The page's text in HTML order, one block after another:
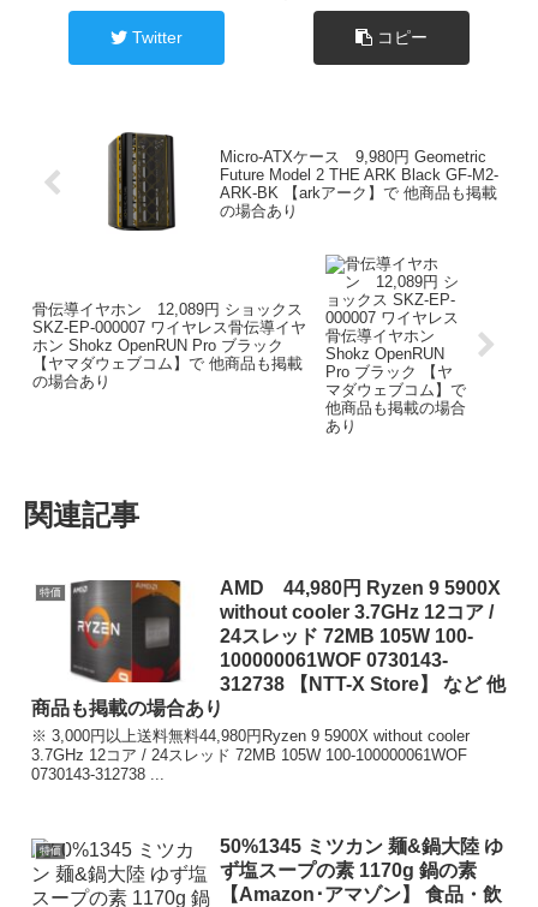
Twitter コピー
Micro-ATXケース 9,980円 Geometric
Future Model 2 THE ARK Black GF-M2-
ARK-BK 【arkアーク】で 他商品も掲載
の場合あり
骨伝導イヤホン 12,089円 ショックス
SKZ-EP-000007 ワイヤレス骨伝導イヤ
ホン Shokz OpenRUN Pro ブラック
【ヤマダウェブコム】で 他商品も掲載
の場合あり
関連記事
特価
AMD 44,980円 Ryzen 9 5900X
without cooler 3.7GHz 12コア /
24スレッド 72MB 105W 100-
100000061WOF 0730143-
312738 【NTT-X Store】 など 他
商品も掲載の場合あり
※ 3,000円以上送料無料44,980円Ryzen 9 5900X without cooler
3.7GHz 12コア / 24スレッド 72MB 105W 100-100000061WOF
0730143-312738 ...
特価
50%1345 ミツカン 麺&鍋大陸 ゆ
ず塩スープの素 1170g 鍋の素
【Amazon･アマゾン】 食品・飲